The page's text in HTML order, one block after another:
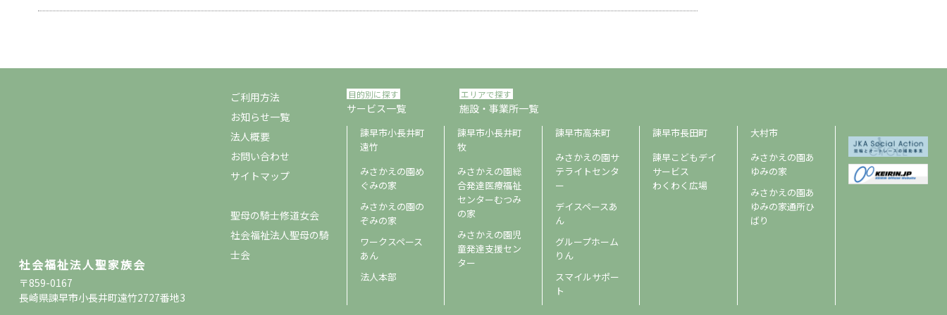
社会福祉法人聖家族会
〒859-0167
長崎県諫早市小長井町遠竹2727番地3
ご利用方法
お知らせ一覧
法人概要
お問い合わせ
サイトマップ
聖母の騎士修道女会
社会福祉法人聖母の騎
士会
目的別に探す
サービス一覧
エリアで探す
施設・事業所一覧
諫早市小長井町
遠竹
みさかえの園め
ぐみの家
みさかえの園の
ぞみの家
ワークスペース
あん
法人本部
諫早市小長井町
牧
みさかえの園総
合発達医療福祉
センターむつみ
の家
みさかえの園児
童発達支援セン
ター
諫早市高来町
みさかえの園サ
テライトセンタ
ー
デイスペースあ
ん
グループホーム
りん
スマイルサポー
ト
諫早市長田町
諫早こどもデイ
サービス
わくわく広場
大村市
みさかえの園あ
ゆみの家
みさかえの園あ
ゆみの家通所ひ
ばり